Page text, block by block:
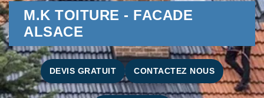
M.K TOITURE - FACADE
ALSACE
DEVIS GRATUIT CONTACTEZ NOUS